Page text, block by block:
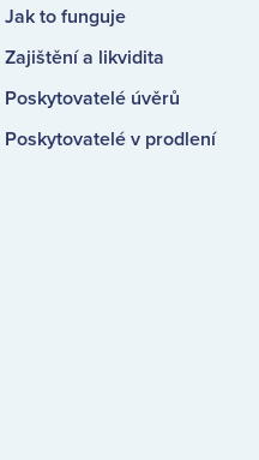
Jak to funguje
Zajištění a likvidita
Poskytovatelé úvěrů
Poskytovatelé v prodlení